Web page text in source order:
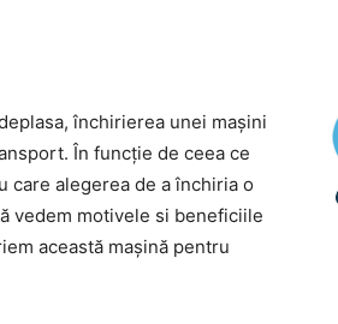
închirierea unei mașini
În funcție de ceea ce
care alegerea de a închiria o
vedem motivele si beneficiile
această mașină pentru